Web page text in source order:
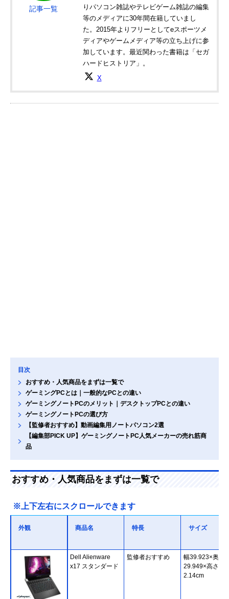
記事一覧
りパソコン雑誌やテレビゲーム雑誌の編集
等のメディアに30年間在籍していまし
た。2015年よりフリーとしてeスポーツメ
ディアやゲームメディア等の立ち上げに参
加しています。最近関わった書籍は「セガ
ハードヒストリア」。
X
目次
おすすめ・人気商品をまずは一覧で
ゲーミングPCとは｜一般的なPCとの違い
ゲーミングノートPCのメリット｜デスクトップPCとの違い
ゲーミングノートPCの選び方
【監修者おすすめ】動画編集用ノートパソコン2選
【編集部PICK UP】ゲーミングノートPC人気メーカーの売れ筋商
品
おすすめ・人気商品をまずは一覧で
※上下左右にスクロールできます
外観 商品名 特長 サイズ
Dell Alienware
x17 スタンダード
監修者おすすめ
幅39.923×奥行
29.949×高さ
2.14cm